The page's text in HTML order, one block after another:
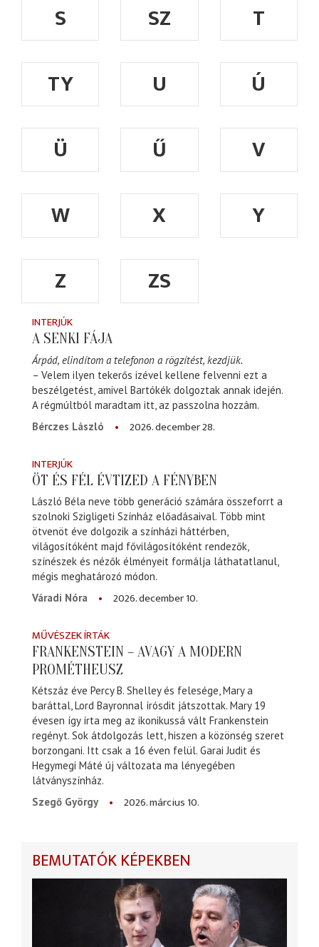
S
SZ
T
TY
U
Ú
Ü
Ű
V
W
X
Y
Z
ZS
INTERJÚK
A SENKI FÁJA
Árpád, elindítom a telefonon a rögzítést, kezdjük.
– Velem ilyen tekerős izével kellene felvenni ezt a
beszélgetést, amivel Bartókék dolgoztak annak idején.
A régmúltból maradtam itt, az passzolna hozzám.
Bérczes László
2026. december 28.
INTERJÚK
ÖT ÉS FÉL ÉVTIZED A FÉNYBEN
László Béla neve több generáció számára összeforrt a
szolnoki Szigligeti Színház előadásaival. Több mint
ötvenöt éve dolgozik a színházi háttérben,
világosítóként majd fővilágosítóként rendezők,
színészek és nézők élményeit formálja láthatatlanul,
mégis meghatározó módon.
Váradi Nóra
2026. december 10.
MŰVÉSZEK ÍRTÁK
FRANKENSTEIN – AVAGY A MODERN
PROMÉTHEUSZ
Kétszáz éve Percy B. Shelley és felesége, Mary a
baráttal, Lord Bayronnal írósdit játszottak. Mary 19
évesen így írta meg az ikonikussá vált Frankenstein
regényt. Sok átdolgozás lett, hiszen a közönség szeret
borzongani. Itt csak a 16 éven felül. Garai Judit és
Hegymegi Máté új változata ma lényegében
látványszínház.
Szegő György
2026. március 10.
BEMUTATÓK KÉPEKBEN